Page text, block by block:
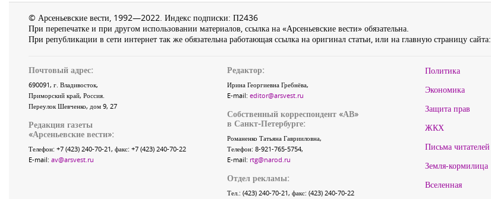
© Арсеньевские вести, 1992—2022. Индекс подписки: П2436
При перепечатке и при другом использовании материалов, ссылка на «Арсеньевские вести» обязательна.
При републикации в сети интернет так же обязательна работающая ссылка на оригинал статьи, или на главную страницу сайта:
Почтовый адрес:
690091, г. Владивосток,
Приморский край, Россия.
Переулок Шевченко, дом 9, 27
Редакция газеты
«Арсеньевские вести»:
Телефон: +7 (423) 240-70-21, факс: +7 (423) 240-70-22
E-mail: av@arsvest.ru
Редактор:
Ирина Георгиевна Гребнёва,
E-mail: editor@arsvest.ru
Собственный корреспондент «АВ»
в Санкт-Петербурге:
Романенко Татьяна Гаврииловна,
Телефон: 8-921-765-5754,
E-mail: rtg@narod.ru
Отдел рекламы:
Тел.: (423) 240-70-21, факс: (423) 240-70-22
Политика
Экономика
Защита прав
ЖКХ
Письма читателей
Земля-кормилица
Вселенная